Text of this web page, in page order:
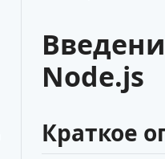
Node.js
Краткое